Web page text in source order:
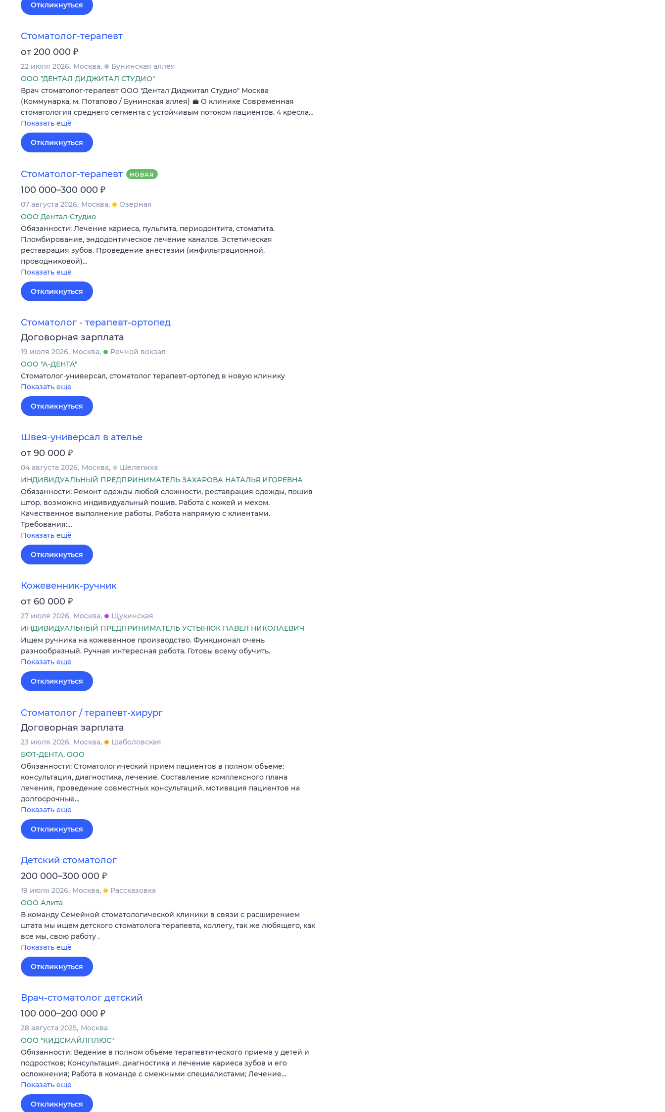
Откликнуться
Стоматолог-терапевт
от 200 000 ₽
22 июля 2026 Москва
Бунинская аллея
ООО "ДЕНТАЛ ДИДЖИТАЛ СТУДИО"
Врач стоматолог-терапевт ООО "Дентал Диджитал Студио" Москва
(Коммунарка, м. Потапово / Бунинская аллея) 💼 О клинике Современная
стоматология среднего сегмента с устойчивым потоком пациентов. 4 кресла…
Показать ещё
Откликнуться
Стоматолог-терапевт НОВАЯ
100 000–300 000 ₽
07 августа 2026 Москва
Озерная
ООО Дентал-Студио
Обязанности: Лечение кариеса, пульпита, периодонтита, стоматита.
Пломбирование, эндодонтическое лечение каналов. Эстетическая
реставрация зубов. Проведение анестезии (инфильтрационной,
проводниковой)…
Показать ещё
Откликнуться
Стоматолог - терапевт-ортопед
Договорная зарплата
19 июля 2026 Москва
Речной вокзал
ООО "А-ДЕНТА"
Стоматолог-универсал, стоматолог терапевт-ортопед в новую клинику
Показать ещё
Откликнуться
Швея-универсал в ателье
от 90 000 ₽
04 августа 2026 Москва
Шелепиха
ИНДИВИДУАЛЬНЫЙ ПРЕДПРИНИМАТЕЛЬ ЗАХАРОВА НАТАЛЬЯ ИГОРЕВНА
Обязанности: Ремонт одежды любой сложности, реставрация одежды, пошив
штор, возможно индивидуальный пошив. Работа с кожей и мехом.
Качественное выполнение работы. Работа напрямую с клиентами.
Требования:…
Показать ещё
Откликнуться
Кожевенник-ручник
от 60 000 ₽
27 июля 2026 Москва
Щукинская
ИНДИВИДУАЛЬНЫЙ ПРЕДПРИНИМАТЕЛЬ УСТЫНЮК ПАВЕЛ НИКОЛАЕВИЧ
Ищем ручника на кожевенное производство. Функционал очень
разнообразный. Ручная интересная работа. Готовы всему обучить.
Показать ещё
Откликнуться
Стоматолог / терапевт-хирург
Договорная зарплата
23 июля 2026 Москва
Шаболовская
БФТ-ДЕНТА, ООО
Обязанности: Стоматологический прием пациентов в полном объеме:
консультация, диагностика, лечение. Составление комплексного плана
лечения, проведение совместных консультаций, мотивация пациентов на
долгосрочные…
Показать ещё
Откликнуться
Детский стоматолог
200 000–300 000 ₽
19 июля 2026 Москва
Рассказовка
ООО Алита
В команду Семейной стоматологической клиники в связи с расширением
штата мы ищем детского стоматолога терапевта, коллегу, так же любящего, как
все мы, свою работу .
Показать ещё
Откликнуться
Врач-стоматолог детский
100 000–200 000 ₽
28 августа 2025 Москва
ООО "КИДСМАЙЛПЛЮС"
Обязанности: Ведение в полном объеме терапевтического приема у детей и
подростков; Консультация, диагностика и лечение кариеса зубов и его
осложнения; Работа в команде с смежными специалистами; Лечение…
Показать ещё
Откликнуться